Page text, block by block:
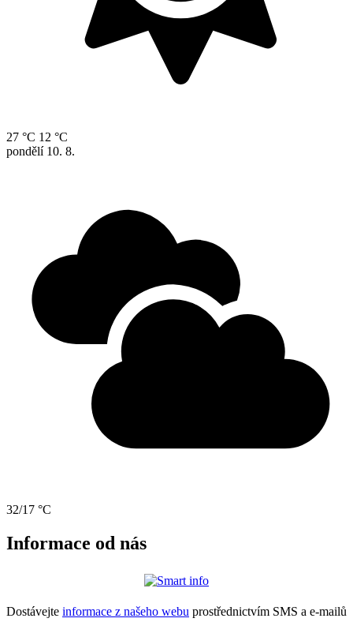
27 °C 12 °C
pondělí 10. 8.
32/17 °C
Informace od nás
Dostávejte informace z našeho webu prostřednictvím SMS a e-mailů